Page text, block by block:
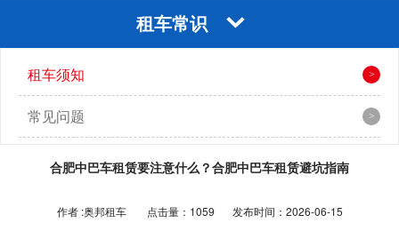
租车常识
租车须知
常见问题
合肥中巴车租赁要注意什么？合肥中巴车租赁避坑指南
作者 :奥邦租车 点击量：1059 发布时间：2026-06-15